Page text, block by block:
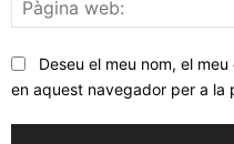
Deseu el meu nom, el
en aquest navegador per a la